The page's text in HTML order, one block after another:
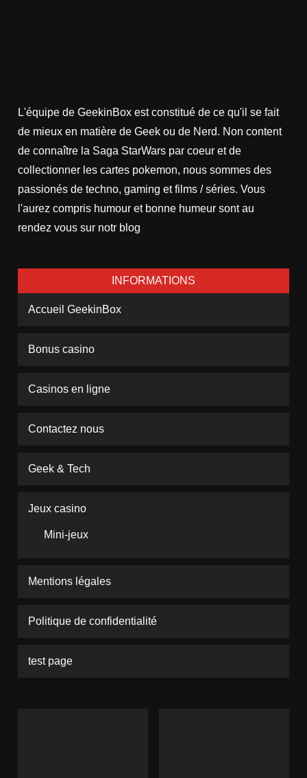
L'équipe de GeekinBox est constitué de ce qu'il se fait
de mieux en matière de Geek ou de Nerd. Non content
de connaître la Saga StarWars par coeur et de
collectionner les cartes pokemon, nous sommes des
passionés de techno, gaming et films / séries. Vous
l'aurez compris humour et bonne humeur sont au
rendez vous sur notr blog
INFORMATIONS
Accueil GeekinBox
Bonus casino
Casinos en ligne
Contactez nous
Geek & Tech
Jeux casino
Mini-jeux
Mentions légales
Politique de confidentialité
test page